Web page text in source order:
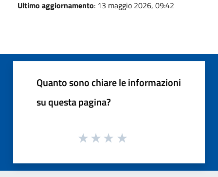
Ultimo aggiornamento: 13 maggio 2026, 09:42
Quanto sono chiare le informazioni
su questa pagina?